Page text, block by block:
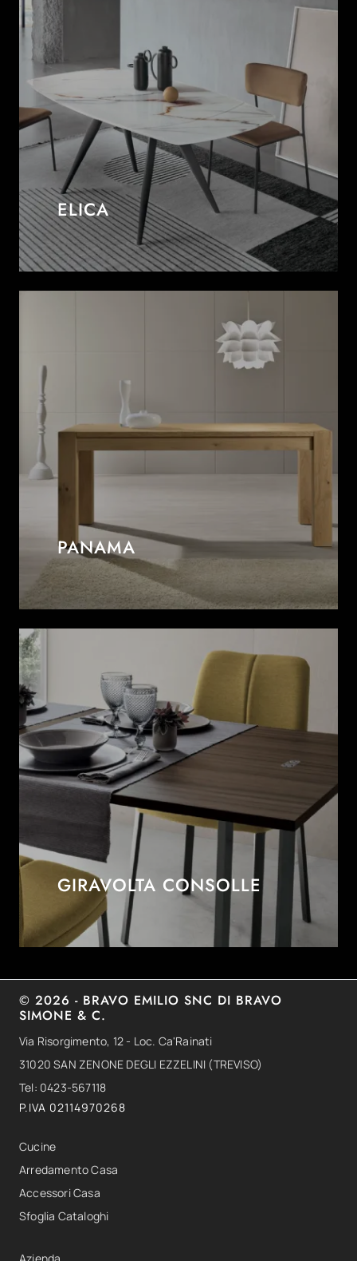
ELICA
PANAMA
GIRAVOLTA CONSOLLE
© 2026 - BRAVO EMILIO SNC DI BRAVO
SIMONE & C.
Via Risorgimento, 12 - Loc. Ca'Rainati
31020 SAN ZENONE DEGLI EZZELINI (TREVISO)
Tel: 0423-567118
P.IVA 02114970268
Cucine
Arredamento Casa
Accessori Casa
Sfoglia Cataloghi